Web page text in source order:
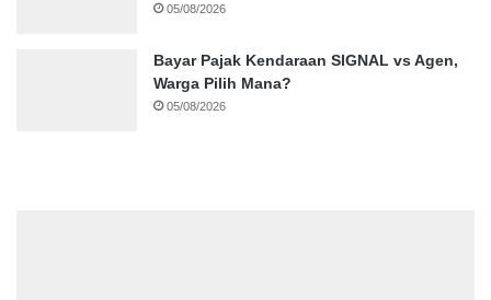
05/08/2026
Bayar Pajak Kendaraan SIGNAL vs Agen,
Warga Pilih Mana?
05/08/2026